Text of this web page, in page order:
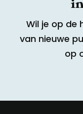
Wil je op de
van nieuwe
op